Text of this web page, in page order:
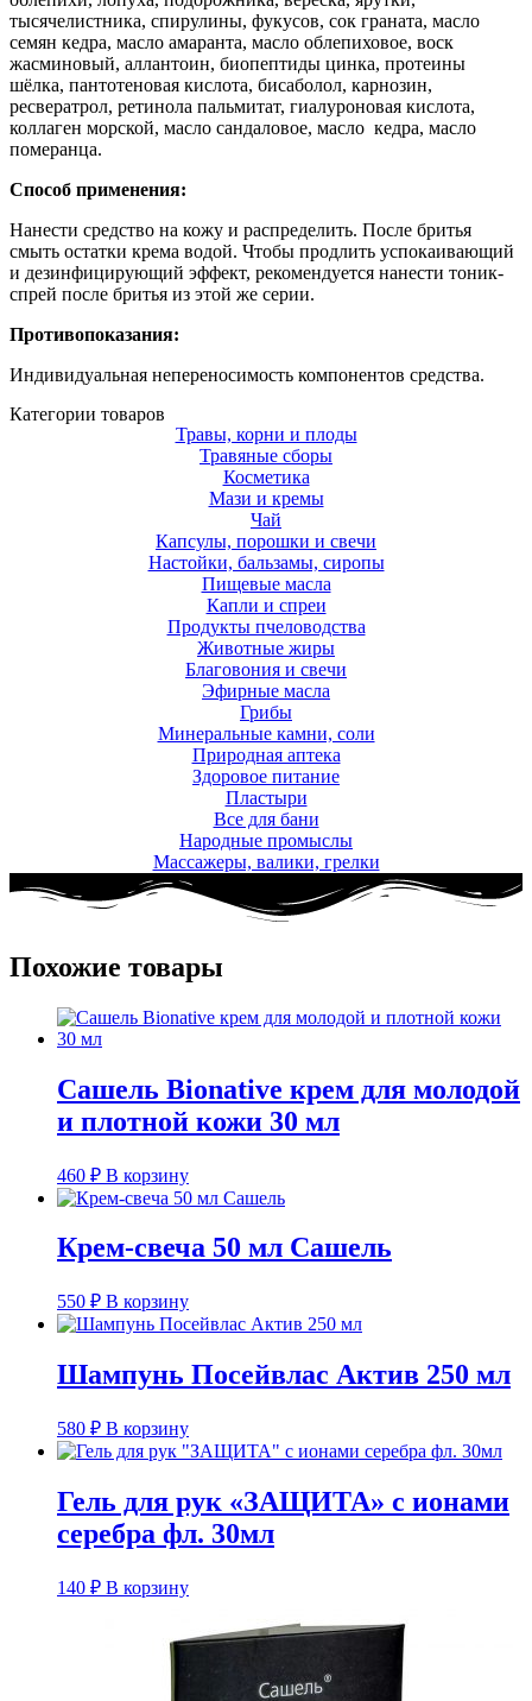
тысячелистника, спирулины, фукусов, сок граната, масло
семян кедра, масло амаранта, масло облепиховое, воск
жасминовый, аллантоин, биопептиды цинка, протеины
шёлка, пантотеновая кислота, бисаболол, карнозин,
ресвератрол, ретинола пальмитат, гиалуроновая кислота,
коллаген морской, масло сандаловое, масло кедра, масло
померанца.
Способ применения:
Нанести средство на кожу и распределить. После бритья
смыть остатки крема водой. Чтобы продлить успокаивающий
и дезинфицирующий эффект, рекомендуется нанести тоник-
спрей после бритья из этой же серии.
Противопоказания:
Индивидуальная непереносимость компонентов средства.
Категории товаров
Травы, корни и плоды
Травяные сборы
Косметика
Мази и кремы
Чай
Капсулы, порошки и свечи
Настойки, бальзамы, сиропы
Пищевые масла
Капли и спреи
Продукты пчеловодства
Животные жиры
Благовония и свечи
Эфирные масла
Грибы
Минеральные камни, соли
Природная аптека
Здоровое питание
Пластыри
Все для бани
Народные промыслы
Массажеры, валики, грелки​
Похожие товары
Сашель Bionative крем для молодой
и плотной кожи 30 мл
460 ₽ В корзину
Крем-свеча 50 мл Сашель
550 ₽ В корзину
Шампунь Посейвлас Актив 250 мл
580 ₽ В корзину
Гель для рук «ЗАЩИТА» с ионами
серебра фл. 30мл
140 ₽ В корзину